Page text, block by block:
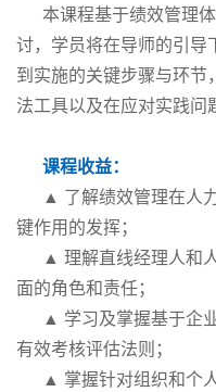
本课程基于绩效管理
讨，学员将在导师的引导
到实施的关键步骤与环节
法工具以及在应对实践问
课程收益：
▲ 了解绩效管理在人
键作用的发挥；
▲ 理解直线经理人和
面的角色和责任；
▲ 学习及掌握基于企
有效考核评估法则；
▲ 掌握针对组织和个